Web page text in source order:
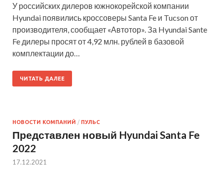
У российских дилеров южнокорейской компании
Hyundai появились кроссоверы Santa Fe и Tucson от
производителя, сообщает «Автотор». За Hyundai Sante
Fe дилеры просят от 4,92 млн. рублей в базовой
комплектации до…
ЧИТАТЬ ДАЛЕЕ
НОВОСТИ КОМПАНИЙ / ПУЛЬС
Представлен новый Hyundai Santa Fe
2022
17.12.2021